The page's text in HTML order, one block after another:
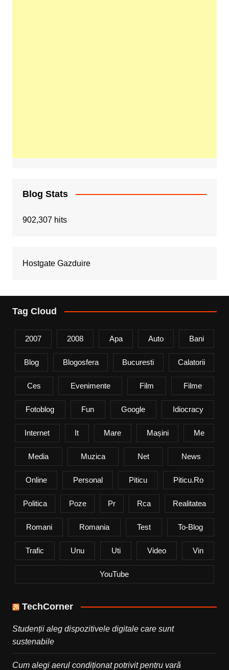
Blog Stats
902,307 hits
Hostgate Gazduire
Tag Cloud
2007 2008 Apa Auto Bani
Blog Blogosfera Bucuresti Calatorii
Ces Evenimente Film Filme
Fotoblog Fun Google Idiocracy
Internet It Mare Mașini Me
Media Muzica Net News
Online Personal Piticu Piticu.ro
Politica Poze Pr Rca Realitatea
Romani Romania Test To-Blog
Trafic Unu Uti Video Vin
YouTube
TechCorner
Studenții aleg dispozitivele digitale care sunt
sustenabile
Cum alegi aerul condiționat potrivit pentru vară